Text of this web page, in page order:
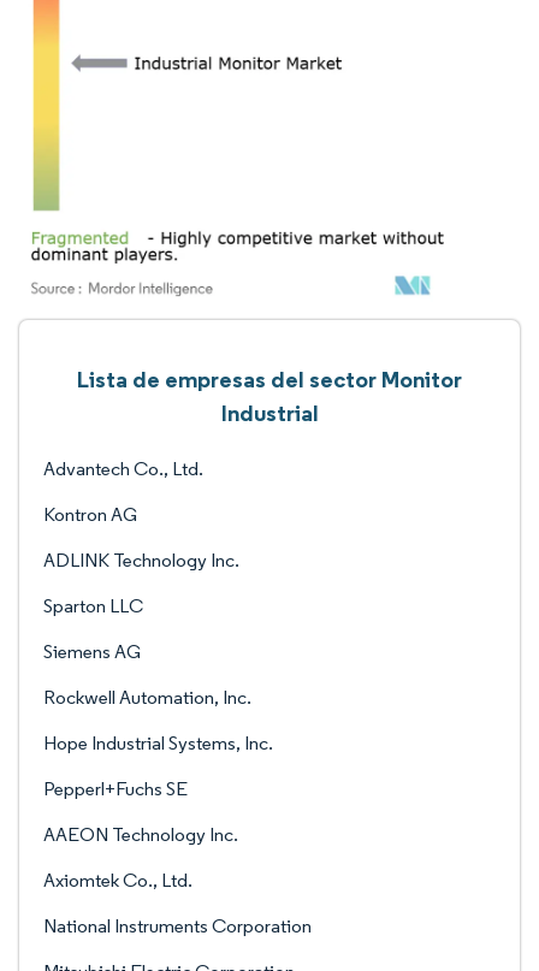
Lista de empresas del sector Monitor
Industrial
Advantech Co., Ltd.
Kontron AG
ADLINK Technology Inc.
Sparton LLC
Siemens AG
Rockwell Automation, Inc.
Hope Industrial Systems, Inc.
Pepperl+Fuchs SE
AAEON Technology Inc.
Axiomtek Co., Ltd.
National Instruments Corporation